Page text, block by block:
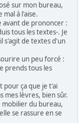
sur mon bureau,
à l'aise.
avant de prononcer :
tous les textes-. Je
s'agit de textes d'un
un peu forcé :
prends tous les
pour ça que je t'ai
mes lèvres, bien sûr.
mobilier du bureau,
se rassure en se